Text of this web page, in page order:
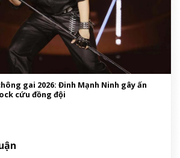
gai 2026: Đinh Mạnh Ninh gây ấn
cứu đồng đội